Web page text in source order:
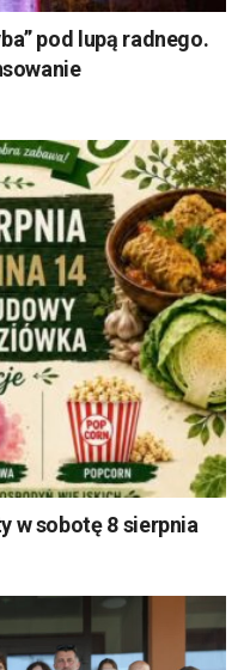
pod lupą radnego.
w sobotę 8 sierpnia